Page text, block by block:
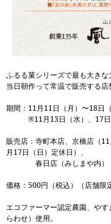
ふるる菓シリーズで最も大き
当日朝作って常温で販売する店
期間：11月11日（月）〜18日（
※11月13日（水）、17日（
販売店：寺町本店、京橋店（
月17日（日）定休日）、
春日店（みしまや内）
価格：500円（税込）（店舗限
エコファーマー認定農園、や
らわせ）使用。